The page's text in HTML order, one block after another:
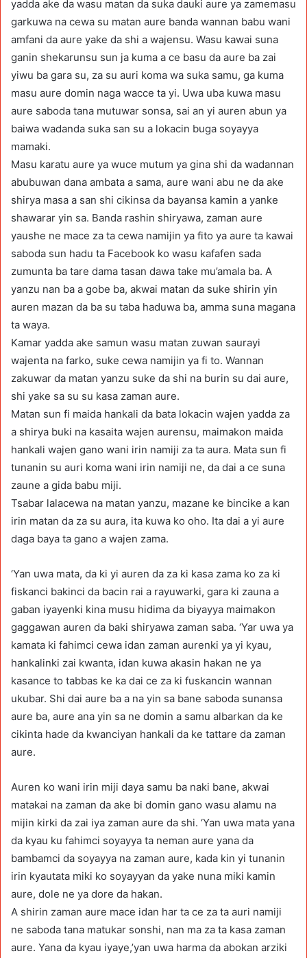
yadda ake da wasu matan da suka dauki aure ya zamemasu
garkuwa na cewa su matan aure banda wannan babu wani
amfani da aure yake da shi a wajensu. Wasu kawai suna
ganin shekarunsu sun ja kuma a ce basu da aure ba zai
yiwu ba gara su, za su auri koma wa suka samu, ga kuma
masu aure domin naga wacce ta yi. Uwa uba kuwa masu
aure saboda tana mutuwar sonsa, sai an yi auren abun ya
baiwa wadanda suka san su a lokacin buga soyayya
mamaki.
Masu karatu aure ya wuce mutum ya gina shi da wadannan
abubuwan dana ambata a sama, aure wani abu ne da ake
shirya masa a san shi cikinsa da bayansa kamin a yanke
shawarar yin sa. Banda rashin shiryawa, zaman aure
yaushe ne mace za ta cewa namijin ya fito ya aure ta kawai
saboda sun hadu ta Facebook ko wasu kafafen sada
zumunta ba tare dama tasan dawa take mu’amala ba. A
yanzu nan ba a gobe ba, akwai matan da suke shirin yin
auren mazan da ba su taba haduwa ba, amma suna magana
ta waya.
Kamar yadda ake samun wasu matan zuwan saurayi
wajenta na farko, suke cewa namijin ya fi to. Wannan
zakuwar da matan yanzu suke da shi na burin su dai aure,
shi yake sa su su kasa zaman aure.
Matan sun fi maida hankali da bata lokacin wajen yadda za
a shirya buki na kasaita wajen aurensu, maimakon maida
hankali wajen gano wani irin namiji za ta aura. Mata sun fi
tunanin su auri koma wani irin namiji ne, da dai a ce suna
zaune a gida babu miji.
Tsabar lalacewa na matan yanzu, mazane ke bincike a kan
irin matan da za su aura, ita kuwa ko oho. Ita dai a yi aure
daga baya ta gano a wajen zama.
‘Yan uwa mata, da ki yi auren da za ki kasa zama ko za ki
fiskanci bakinci da bacin rai a rayuwarki, gara ki zauna a
gaban iyayenki kina musu hidima da biyayya maimakon
gaggawan auren da baki shiryawa zaman saba. ‘Yar uwa ya
kamata ki fahimci cewa idan zaman aurenki ya yi kyau,
hankalinki zai kwanta, idan kuwa akasin hakan ne ya
kasance to tabbas ke ka dai ce za ki fuskancin wannan
ukubar. Shi dai aure ba a na yin sa bane saboda sunansa
aure ba, aure ana yin sa ne domin a samu albarkan da ke
cikinta hade da kwanciyan hankali da ke tattare da zaman
aure.
Auren ko wani irin miji daya samu ba naki bane, akwai
matakai na zaman da ake bi domin gano wasu alamu na
mijin kirki da zai iya zaman aure da shi. ‘Yan uwa mata yana
da kyau ku fahimci soyayya ta neman aure yana da
bambamci da soyayya na zaman aure, kada kin yi tunanin
irin kyautata miki ko soyayyan da yake nuna miki kamin
aure, dole ne ya dore da hakan.
A shirin zaman aure mace idan har ta ce za ta auri namiji
ne saboda tana matukar sonshi, nan ma za ta kasa zaman
aure. Yana da kyau iyaye,’yan uwa harma da abokan arziki